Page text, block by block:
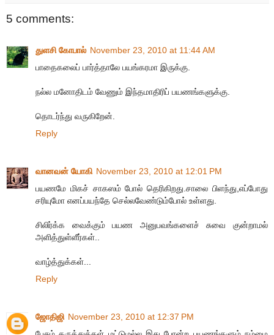
5 comments:
துளசி கோபால் November 23, 2010 at 11:44 AM
பாதைகலைப் பார்த்தாலே பயங்கரமா இருக்கு.
நல்ல மனோதிடம் வேணும் இந்தமாதிரிப் பயணங்களுக்கு.
தொடர்ந்து வருகிறேன்.
Reply
வானவன் யோகி November 23, 2010 at 12:01 PM
பயணமே மிகச் சாகஸம் போல் தெரிகிறது.சாலை பிளந்து,எப்போது
சரியுமோ எனப்பயந்தே செல்லவேண்டும்போல் உள்ளது.
சிலிர்க்க வைக்கும் பயண அனுபவங்களைச் சுவை குன்றாமல்
அளித்துள்ளீர்கள்..
வாழ்த்துக்கள்...
Reply
ஜோதிஜி November 23, 2010 at 12:37 PM